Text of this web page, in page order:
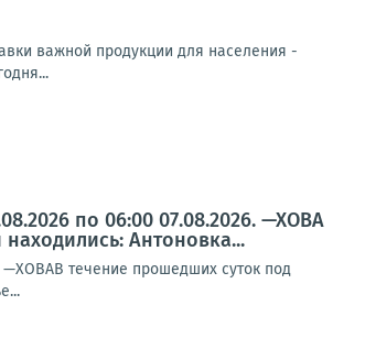
важной продукции для населения -
по 06:00 07.08.2026. —ХОВА
Антоновка...
—ХОВАВ течение прошедших суток под